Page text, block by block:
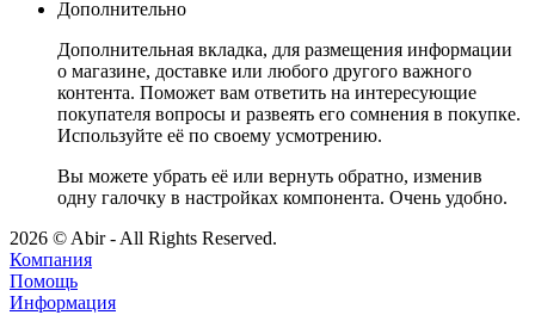
Дополнительно
Дополнительная вкладка, для размещения информации
о магазине, доставке или любого другого важного
контента. Поможет вам ответить на интересующие
покупателя вопросы и развеять его сомнения в покупке.
Используйте её по своему усмотрению.
Вы можете убрать её или вернуть обратно, изменив
одну галочку в настройках компонента. Очень удобно.
2026 © Abir - All Rights Reserved.
Компания
Помощь
Информация